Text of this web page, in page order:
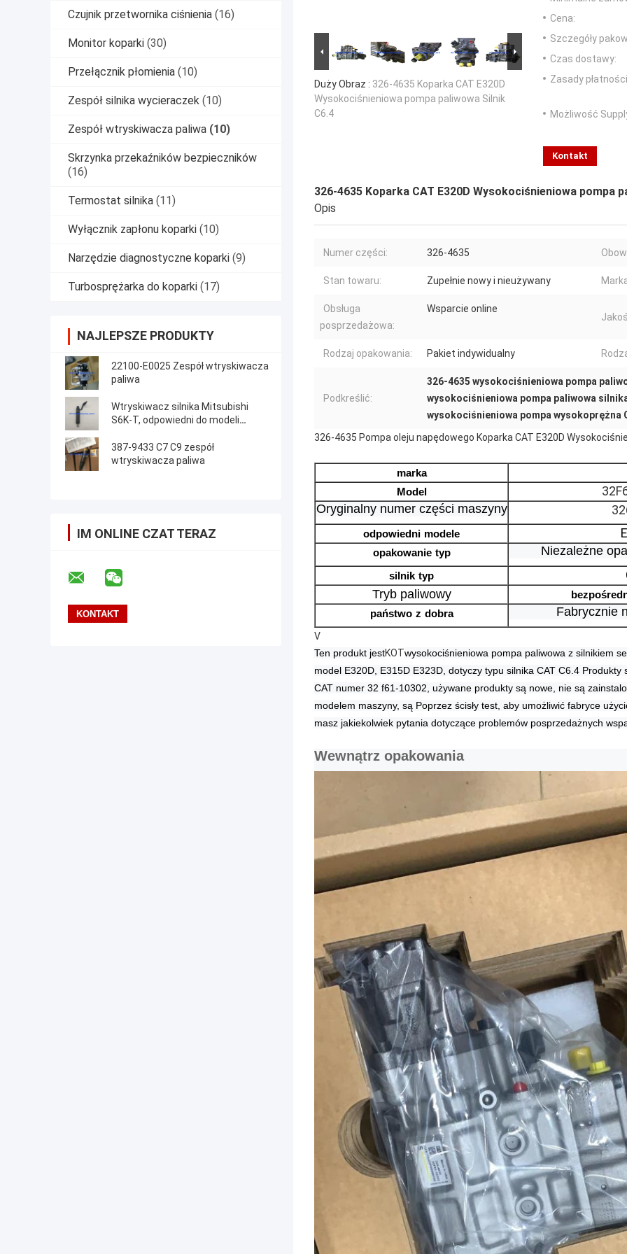
Czujnik przetwornika ciśnienia (16)
Monitor koparki (30)
Przełącznik płomienia (10)
Zespół silnika wycieraczek (10)
Zespół wtryskiwacza paliwa (10)
Skrzynka przekaźników bezpieczników
(16)
Termostat silnika (11)
Wyłącznik zapłonu koparki (10)
Narzędzie diagnostyczne koparki (9)
Turbosprężarka do koparki (17)
NAJLEPSZE PRODUKTY
22100-E0025 Zespół wtryskiwacza
paliwa
Wtryskiwacz silnika Mitsubishi
S6K-T, odpowiedni do modeli
387-9433 C7 C9 zespół
wtryskiwacza paliwa
IM ONLINE CZAT TERAZ
Duży Obraz : 326-4635 Koparka CAT E320D
Wysokociśnieniowa pompa paliwowa Silnik
C6.4
Cena:
Szczegóły
Czas dostawy:
Zasady
Możliwość
Kontakt
326-4635 Koparka CAT E320D Wysokociśnieniowa pompa
Opis
Numer części: 326-4635
Stan towaru: Zupełnie nowy i nieużywany
Obsługa
posprzedażowa:
Wsparcie online
Rodzaj opakowania: Pakiet indywidualny
Podkreślić:
326-4635 wysokociśnieniowa pompa
wysokociśnieniowa pompa paliwowa
wysokociśnieniowa pompa wysokoprężna
326-4635 Pompa oleju napędowego Koparka CAT E320D
marka
Model
Oryginalny numer części maszyny
odpowiedni modele
opakowanie typ Niezależne
silnik typ
Tryb paliwowy
państwo z dobra Fabrycznie
V
Ten produkt jestKOTwysokociśnieniowa pompa paliwowa z silnikiem
model E320D, E315D E323D, dotyczy typu silnika CAT C6.4
CAT numer 32 f61-10302, używane produkty są nowe, nie są
modelem maszyny, są Poprzez ścisły test, aby umożliwić fabryce
masz jakiekolwiek pytania dotyczące problemów posprzedażnych
Wewnątrz opakowania